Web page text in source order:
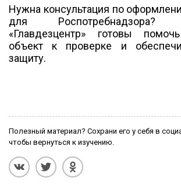
Нужна консультация по
для Роспотребнадзора?
«Главдезцентр» готовы
объект к проверке и
защиту.
Полезный материал? Сохрани его у себя в
чтобы вернуться к изучению.